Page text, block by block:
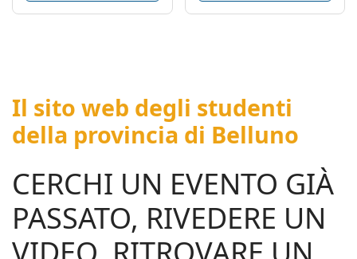
Il sito web degli studenti
della provincia di Belluno
CERCHI UN EVENTO GIÀ
PASSATO, RIVEDERE UN